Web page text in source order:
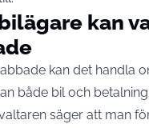
kan
kan det handla
både bil och betalning.
säger att man